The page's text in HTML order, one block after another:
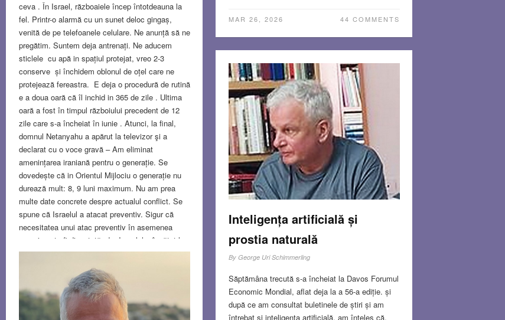
MAR 26, 2026 44 COMMENTS
ceva . În Israel, războaiele încep întotdeauna la
fel. Printr-o alarmă cu un sunet deloc gingaș,
venită de pe telefoanele celulare. Ne anunță să ne
pregătim. Suntem deja antrenați. Ne aducem
sticlele cu apă in spațiul protejat, vreo 2-3
conserve și închidem oblonul de oțel care ne
protejează fereastra. E deja o procedură de rutină
e a doua oară că îl inchid in 365 de zile . Ultima
oară a fost în timpul războiului precedent de 12
zile care s-a încheiat în iunie . Atunci, la final,
domnul Netanyahu a apărut la televizor şi a
declarat cu o voce gravă – Am eliminat
amenințarea iraniană pentru o generație. Se
dovedește că in Orientul Mijlociu o generație nu
durează mult: 8, 9 luni maximum. Nu am prea
multe date concrete despre actualul conflict. Se
spune că Israelul a atacat preventiv. Sigur că
necesitatea unui atac preventiv în asemenea
cazuri poate fi discutată, dar Israelul a învățat la
7 octombrie 2023 că a sta şi a aştepta nu este
întotdeauna o idee bună . Orice război e un risc.
În acest caz, e un risc calculat. Regimul iranian e
slăbit , mai mult din interior decât din exterior.
Totuşi, e discutabil dacă acest război va reuși să
Read more…
Inteligența artificială și
prostia naturală
By George Uri Schimmerling
Săptămâna trecută s-a încheiat la Davos Forumul
Economic Mondial, aflat deja la a 56-a ediție. și
după ce am consultat buletinele de știri și am
întrebat și inteligența artificială, am înțeles că,